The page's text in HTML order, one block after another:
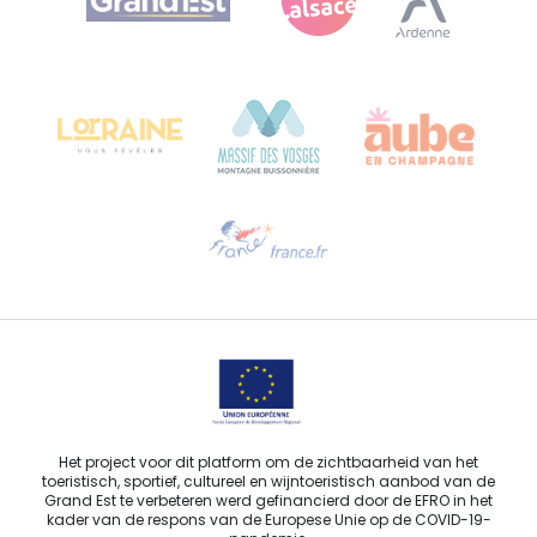
Bureau de Colmar (hoofdkantoor)
Stuur ons een e-mail
Het project voor dit platform om de zichtbaarheid van het
toeristisch, sportief, cultureel en wijntoeristisch aanbod van de
Grand Est te verbeteren werd gefinancierd door de EFRO in het
kader van de respons van de Europese Unie op de COVID-19-